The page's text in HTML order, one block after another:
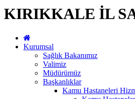
KIRIKKALE İL
Kurumsal
Sağlık Bakanımız
Valimiz
Müdürümüz
Başkanlıklar
Kamu Hastaneleri